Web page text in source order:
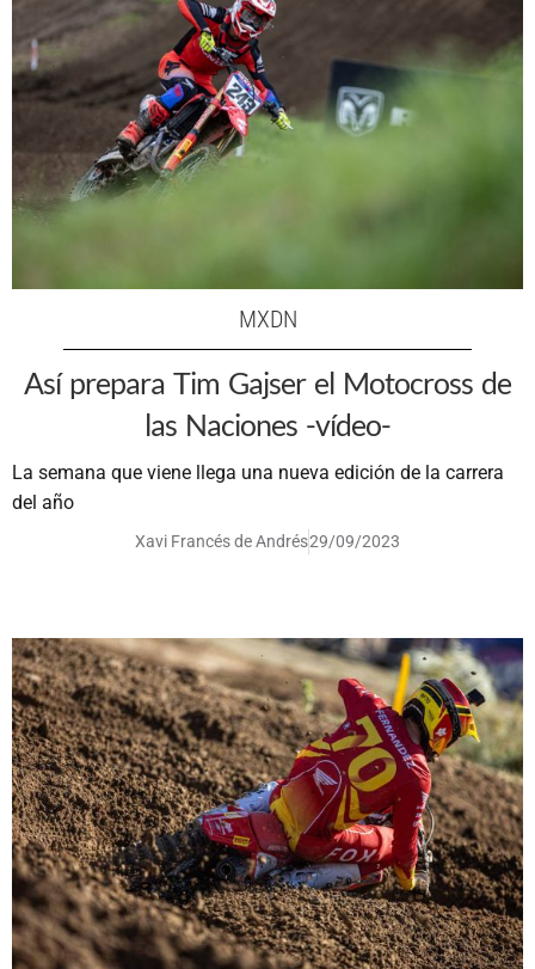
MXDN
Así prepara Tim Gajser el Motocross de
las Naciones -vídeo-
La semana que viene llega una nueva edición de la carrera
del año
Xavi Francés de Andrés29/09/2023